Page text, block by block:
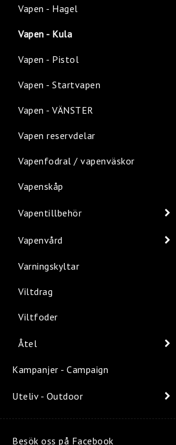
Vapen - Hagel
Vapen - Kula
Vapen - Pistol
Vapen - Startvapen
Vapen - VÄNSTER
Vapen reservdelar
Vapenfodral / vapenväskor
Vapenskåp
Vapentillbehör
Vapenvård
Varningskyltar
Viltdrag
Viltfoder
Åtel
Kampanjer - Campaign
Uteliv - Outdoor
Besök oss på Facebook